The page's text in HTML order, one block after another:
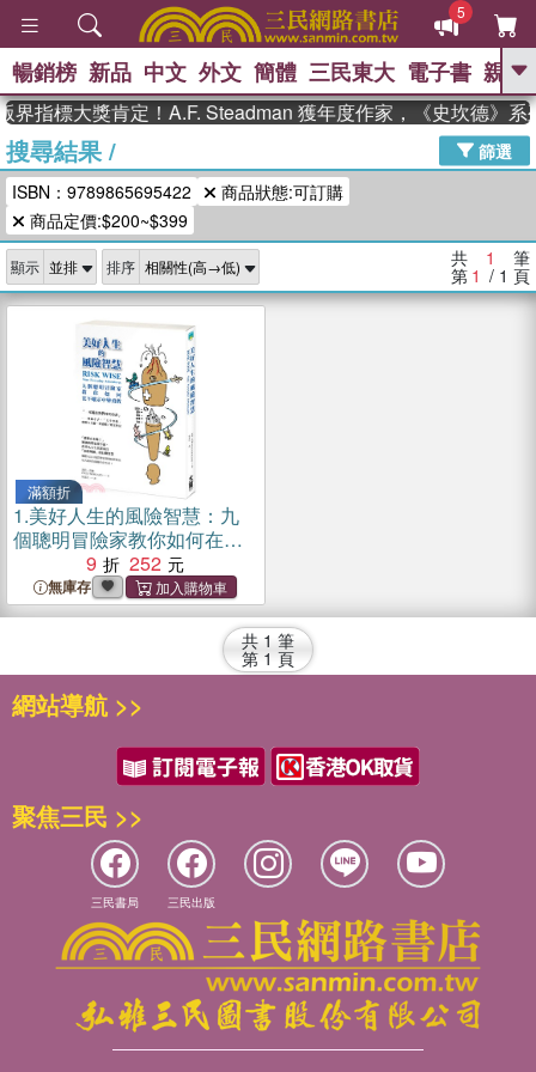
5
GO
高希均教授回憶錄
、 The Odyssey 、 父親節 、 如果歷
史是一群喵 、
登輝時代 、 數學女孩：黎曼猜想 、
偉大的迷走神經
暢銷榜 新品 中文 外文 簡體 三民東大 電子書 親子
界指標大獎肯定！A.F. Steadman 獲年度作家，《史坎德》系
搜尋結果/
篩選
ISBN：9789865695422
商品狀態:可訂購
商品定價:$200~$399
顯示 排序 共 1 筆
第 1 / 1 頁
滿額折
1.美好人生的風險智慧：九
個聰明冒險家教你如何在不
確定中變勇敢
9 252
無庫存
共 1 筆
第 1 頁
網站導航 >>
聚焦三民 >>
三民書局 三民出版